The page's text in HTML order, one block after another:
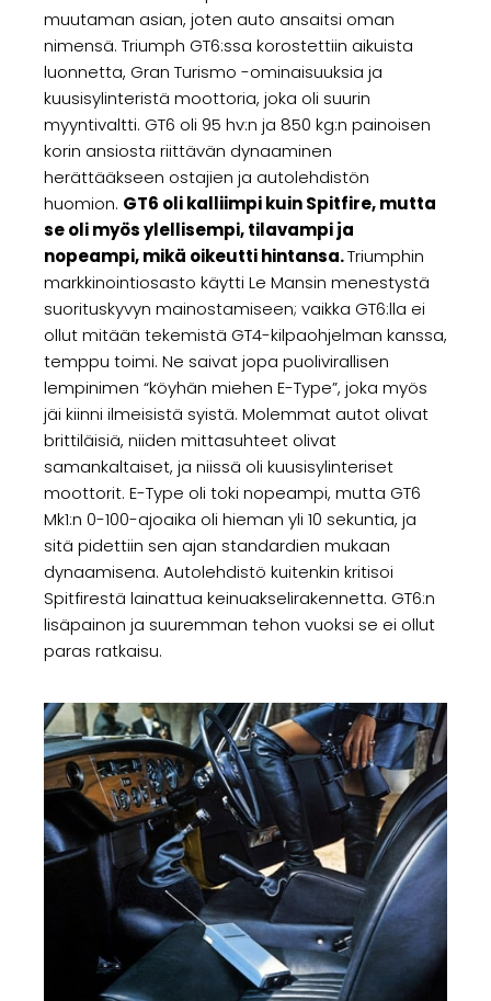
muutaman asian, joten auto ansaitsi oman
nimensä. Triumph GT6:ssa korostettiin aikuista
luonnetta, Gran Turismo -ominaisuuksia ja
kuusisylinteristä moottoria, joka oli suurin
myyntivaltti. GT6 oli 95 hv:n ja 850 kg:n painoisen
korin ansiosta riittävän dynaaminen
herättääkseen ostajien ja autolehdistön
huomion. GT6 oli kalliimpi kuin Spitfire, mutta
se oli myös ylellisempi, tilavampi ja
nopeampi, mikä oikeutti hintansa.Triumphin
markkinointiosasto käytti Le Mansin menestystä
suorituskyvyn mainostamiseen; vaikka GT6:lla ei
ollut mitään tekemistä GT4-kilpaohjelman kanssa,
temppu toimi. Ne saivat jopa puolivirallisen
lempinimen “köyhän miehen E-Type”, joka myös
jäi kiinni ilmeisistä syistä. Molemmat autot olivat
brittiläisiä, niiden mittasuhteet olivat
samankaltaiset, ja niissä oli kuusisylinteriset
moottorit. E-Type oli toki nopeampi, mutta GT6
Mk1:n 0-100-ajoaika oli hieman yli 10 sekuntia, ja
sitä pidettiin sen ajan standardien mukaan
dynaamisena. Autolehdistö kuitenkin kritisoi
Spitfirestä lainattua keinuakselirakennetta. GT6:n
lisäpainon ja suuremman tehon vuoksi se ei ollut
paras ratkaisu.